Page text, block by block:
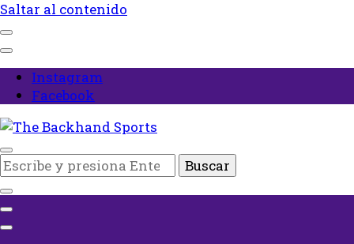
Saltar al contenido
Instagram
Facebook
The Backhand Sports
Inicio
¿Buscas
algo?